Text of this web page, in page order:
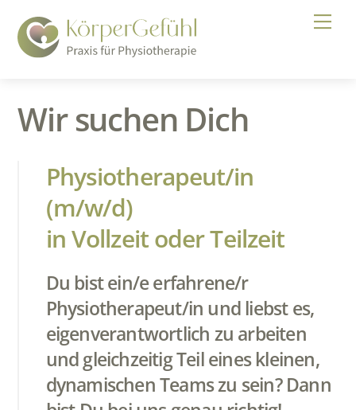
content
Wir suchen Dich
Physiotherapeut/in
(m/w/d)
in Vollzeit oder Teilzeit
Du bist ein/e erfahrene/r
Physiotherapeut/in und liebst es,
eigenverantwortlich zu arbeiten
und gleichzeitig Teil eines kleinen,
dynamischen Teams zu sein? Dann